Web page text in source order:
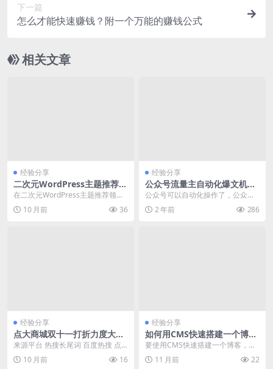
下一篇
怎么才能快速赚钱？附一个万能的赚钱公式
相关文章
经验分享
二次元WordPress主题推荐及
二次元WordPress主题推荐二
次元配置方法
在二次元WordPress主题推荐领
域，选择合适的主题对于打造独特
的网站至关重要...
10 月前 36
经验分享
公众号流量主自动化爆文机器
人，自动写作自动发布，解放
双手
公众号可以自动化操作了，公众号
流量主赛道日益拥挤，提高效率才
是王道，目前自动化机...
2 年前 286
经验分享
点大商城双十一打折力度大不
大
来源平台 热搜长尾词 百度热搜 点
大商城双十一打折力度大不大 谷歌
热搜 点大商城...
10 月前 16
经验分享
如何用CMS快速搭建一个博客
并实现SEO优化
要使用CMS快速搭建一个博客，并
确保其具备良好的SEO基础，可以
遵循以下步骤： ...
11 月前 22